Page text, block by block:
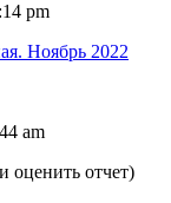
pm
Ноябрь 2022
am
оценить отчет)